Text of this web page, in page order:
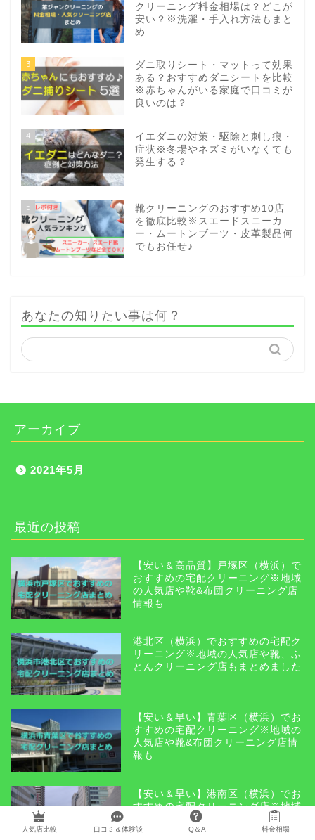
クリーニング料金相場は？どこが
安い？※洗濯・手入れ方法もまと
め
3
ダニ取りシート・マットって効果
ある？おすすめダニシートを比較
※赤ちゃんがいる家庭で口コミが
良いのは？
4
イエダニの対策・駆除と刺し痕・
症状※冬場やネズミがいなくても
発生する？
5
靴クリーニングのおすすめ10店
を徹底比較※スエードスニーカ
ー・ムートンブーツ・皮革製品何
でもお任せ♪
あなたの知りたい事は何？
アーカイブ
2021年5月
最近の投稿
【安い＆高品質】戸塚区（横浜）で
おすすめの宅配クリーニング※地域
の人気店や靴&布団クリーニング店
情報も
港北区（横浜）でおすすめの宅配ク
リーニング※地域の人気店や靴、ふ
とんクリーニング店もまとめました
【安い＆早い】青葉区（横浜）でお
すすめの宅配クリーニング※地域の
人気店や靴&布団クリーニング店情
報も
【安い＆早い】港南区（横浜）でお
すすめの宅配クリーニング店※地域
の人気店、靴や布団クリーニング店
情報も
人気店比較 口コミ＆体験談 Q＆A 料金相場